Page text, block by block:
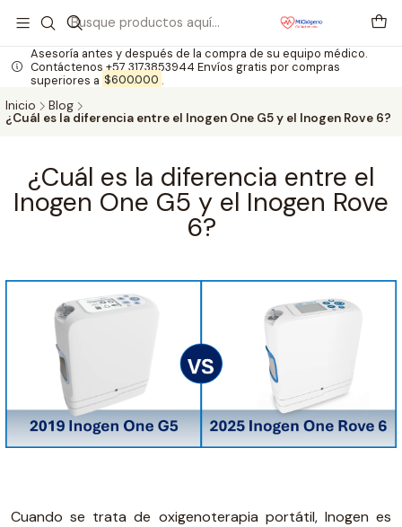
Asesoría antes y después de la compra de su equipo médico.
Contáctenos +57 3173853944 Envíos gratis por compras
superiores a $600.000 .
Inicio
Blog
¿Cuál es la diferencia entre el Inogen One G5 y el Inogen Rove 6?
¿Cuál es la diferencia entre el
Inogen One G5 y el Inogen Rove
6?
Cuando se trata de oxigenoterapia portátil, Inogen es